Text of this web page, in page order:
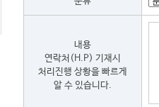
내용
연락처(H.P) 기재시
처리진행 상황을 빠르게
알 수 있습니다.